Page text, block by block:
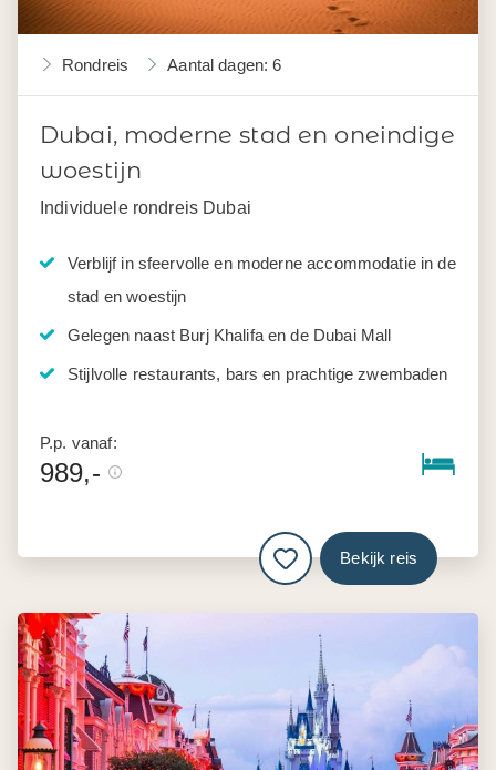
Rondreis Aantal dagen: 6
Dubai, moderne stad en oneindige
woestijn
Individuele rondreis Dubai
Verblijf in sfeervolle en moderne accommodatie in de
stad en woestijn
Gelegen naast Burj Khalifa en de Dubai Mall
Stijlvolle restaurants, bars en prachtige zwembaden
P.p. vanaf:
989,-
Bekijk reis